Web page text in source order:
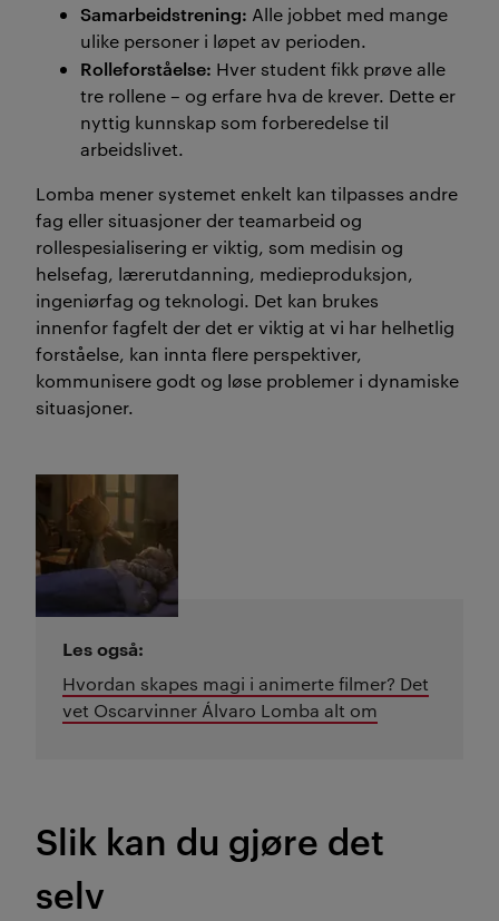
Samarbeidstrening: Alle jobbet med mange
ulike personer i løpet av perioden.
Rolleforståelse: Hver student fikk prøve alle
tre rollene – og erfare hva de krever. Dette er
nyttig kunnskap som forberedelse til
arbeidslivet.
Lomba mener systemet enkelt kan tilpasses andre
fag eller situasjoner der teamarbeid og
rollespesialisering er viktig, som medisin og
helsefag, lærerutdanning, medieproduksjon,
ingeniørfag og teknologi. Det kan brukes
innenforfagfelt der det er viktig at vi har helhetlig
forståelse, kan innta flere perspektiver,
kommunisere godt og løse problemer i dynamiske
situasjoner.
Les også:
Hvordan skapes magi i animerte filmer? Det
vet Oscarvinner Álvaro Lomba alt om
Slik kan du gjøre det
selv